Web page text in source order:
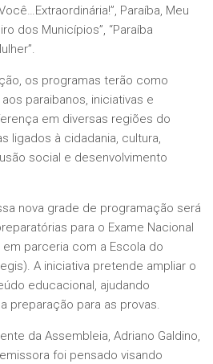
Paraíba, Meu
dos Municípios”, “Paraíba
os programas terão como
paraibanos, iniciativas e
em diversas regiões do
ligados à cidadania, cultura,
social e desenvolvimento
nova grade de programação será
para o Exame Nacional
em parceria com a Escola do
A iniciativa pretende ampliar o
educacional, ajudando
preparação para as provas.
da Assembleia, Adriano Galdino,
foi pensado visando